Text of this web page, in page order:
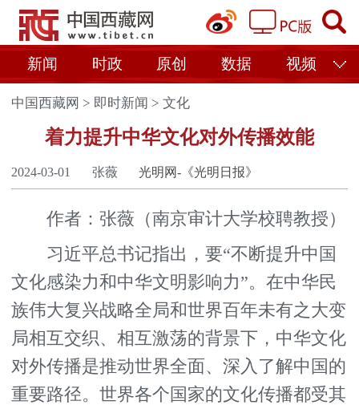
新闻 时政 原创 数据 视频
中国西藏网 > 即时新闻 >文化
着力提升中华文化对外传播效能
2024-03-01 张薇 光明网-《光明日报》
作者：张薇（南京审计大学校聘教授）
习近平总书记指出，要“不断提升中国
文化感染力和中华文明影响力”。在中华民
族伟大复兴战略全局和世界百年未有之大变
局相互交织、相互激荡的背景下，中华文化
对外传播是推动世界全面、深入了解中国的
重要路径。世界各个国家的文化传播都受其